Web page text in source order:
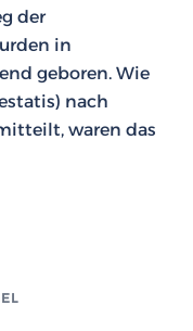
der
in
geboren. Wie
nach
waren das